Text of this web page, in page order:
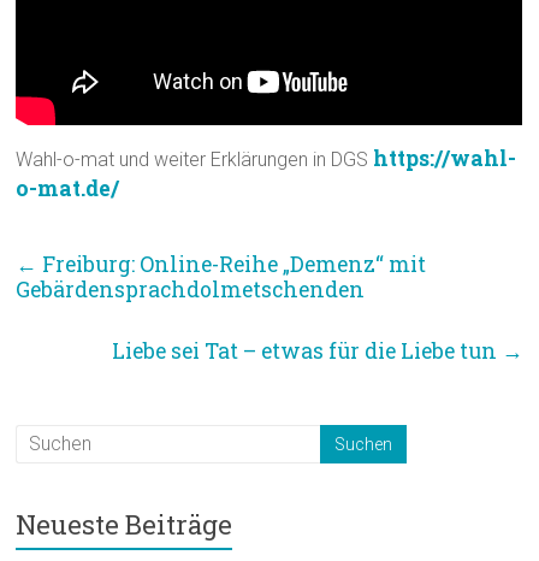
Wahl-o-mat und weiter Erklärungen in DGS https://wahl-
o-mat.de/
← Freiburg: Online-Reihe „Demenz“ mit
Gebärdensprachdolmetschenden
Liebe sei Tat – etwas für die Liebe tun →
Neueste Beiträge